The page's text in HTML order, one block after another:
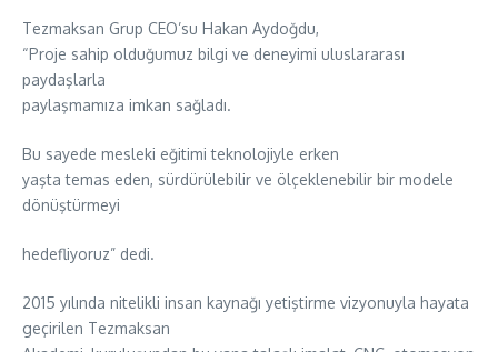
Tezmaksan Grup CEO’su Hakan Aydoğdu,
“Proje sahip olduğumuz bilgi ve deneyimi uluslararası
paydaşlarla
paylaşmamıza imkan sağladı.
Bu sayede mesleki eğitimi teknolojiyle erken
yaşta temas eden, sürdürülebilir ve ölçeklenebilir bir modele
dönüştürmeyi
hedefliyoruz” dedi.
2015 yılında nitelikli insan kaynağı yetiştirme vizyonuyla hayata
geçirilen Tezmaksan